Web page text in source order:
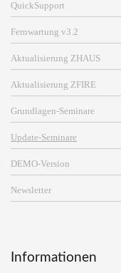
QuickSupport
Fernwartung v3.2
Aktualisierung ZHAUS
Aktualisierung ZFIRE
Grundlagen-Seminare
Update-Seminare
DEMO-Version
Newsletter
Informationen